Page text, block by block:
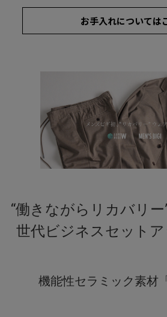
さらに、血流の要所である腰位置に、機
メア」を練り込んだパッチを配置。
セラメアは、マイナス帯電した電子を半
マイナス帯電させることで酸素との結び
する働きがあるとされています。
セラメアは、抗酸化作用のほか、遠赤外
や、副交感神経を優位に導くリラックス
す。実験ではマイナスイオン量が大きく
ており、着用することでコンディショニ
【COVEROSS W/カバロスダブル】
hap株式会社が展開する次世代多機能素材
ス）」と、『Begin』の協業によって誕
のやさしさを兼ね備え、スラックスや高
お手入れについては
“働きながらリカバリ
世代ビジネスセットア
機能性セラミック素材